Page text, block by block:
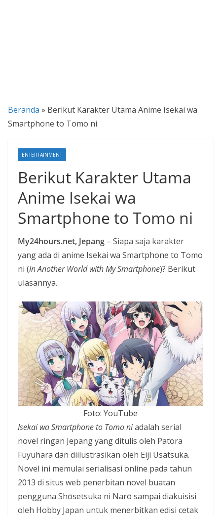
C
a
e
k
i
n
n
p
a
H
o
a
x
Beranda » Berikut Karakter Utama Anime Isekai wa
Smartphone to Tomo ni
ENTERTAINMENT
Berikut Karakter Utama
Anime Isekai wa
Smartphone to Tomo ni
My24hours.net, Jepang – Siapa saja karakter
yang ada di anime Isekai wa Smartphone to Tomo
ni (In Another World with My Smartphone)? Berikut
ulasannya.
Foto: YouTube
Isekai wa Smartphone to Tomo niadalah serial
novel ringan Jepang yang ditulis oleh Patora
Fuyuhara dan diilustrasikan oleh Eiji Usatsuka.
Novel ini memulai serialisasi online pada tahun
2013 di situs web penerbitan novel buatan
pengguna Shōsetsuka ni Narō sampai diakuisisi
oleh Hobby Japan untuk menerbitkan edisi cetak